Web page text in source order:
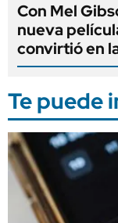
Con Mel
nueva
convirtió en
Te puede